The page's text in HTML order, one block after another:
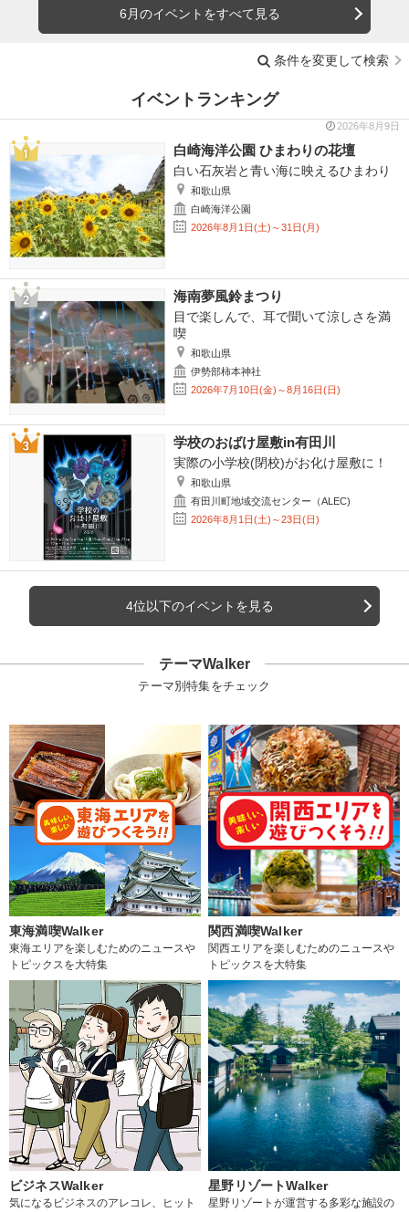
6月のイベントをすべて見る
条件を変更して検索
イベントランキング
2026年8月9日
白崎海洋公園 ひまわりの花壇
白い石灰岩と青い海に映えるひまわり
和歌山県
白崎海洋公園
2026年8月1日(土)～31日(月)
海南夢風鈴まつり
目で楽しんで、耳で聞いて涼しさを満
喫
和歌山県
伊勢部柿本神社
2026年7月10日(金)～8月16日(日)
学校のおばけ屋敷in有田川
実際の小学校(閉校)がお化け屋敷に！
和歌山県
有田川町地域交流センター（ALEC)
2026年8月1日(土)～23日(日)
4位以下のイベントを見る
テーマWalker
テーマ別特集をチェック
東海満喫Walker
東海エリアを楽しむためのニュースや
トピックスを大特集
関西満喫Walker
関西エリアを楽しむためのニュースや
トピックスを大特集
ビジネスWalker
気になるビジネスのアレコレ、ヒット
星野リゾートWalker
星野リゾートが運営する多彩な施設の